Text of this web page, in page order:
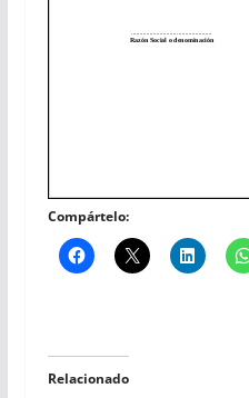
Compártelo:
Relacionado